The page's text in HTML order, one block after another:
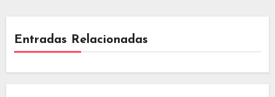
Entradas Relacionadas